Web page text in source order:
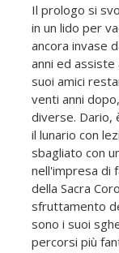
Il prologo si
in un lido per
ancora invase
anni ed
suoi amici
venti anni
diverse. Dario,
il lunario con
sbagliato con
nell'impresa di
della Sacra
sfruttamento
sono i suoi
percorsi più